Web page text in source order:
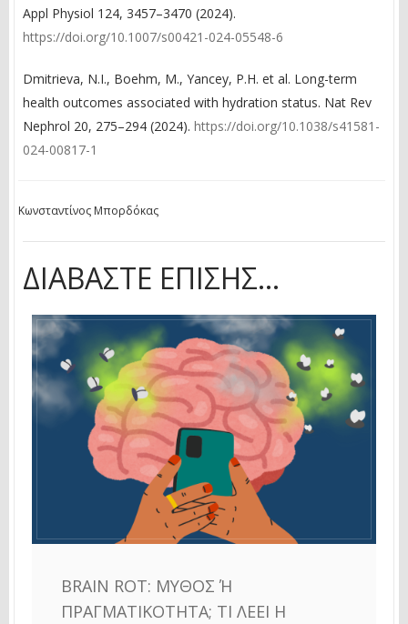
Appl Physiol 124, 3457–3470 (2024).
https://doi.org/10.1007/s00421-024-05548-6
Dmitrieva, N.I., Boehm, M., Yancey, P.H. et al. Long-term
health outcomes associated with hydration status. Nat Rev
Nephrol 20, 275–294 (2024). https://doi.org/10.1038/s41581-
024-00817-1
Κωνσταντίνος Μπορδόκας
ΔΙΑΒΆΣΤΕ ΕΠΊΣΗΣ...
BRAIN ROT: ΜΎΘΟΣ Ή Π
ΡΑΓΜΑΤΙΚΌΤΗΤΑ; ΤΙ ΛΈΕΙ Η Ε